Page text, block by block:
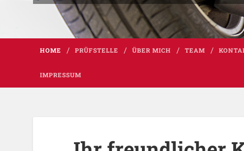
HOME PRÜFSTELLE ÜBER MICH TEAM
IMPRESSUM